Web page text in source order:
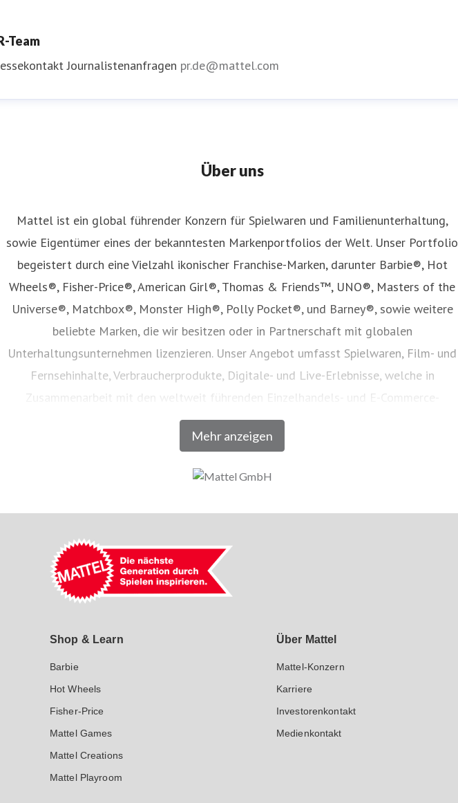
Team
Journalistenanfragen pr.de@mattel.com
Über uns
Mehr anzeigen
Mattel ist ein global führender Konzern für Spielwaren und Familienunterhaltung,
sowie Eigentümer eines der bekanntesten Markenportfolios der Welt. Unser Portfolio
begeistert durch eine Vielzahl ikonischer Franchise-Marken, darunter Barbie®, Hot
Wheels®, Fisher-Price®, American Girl®, Thomas & Friends™, UNO®, Masters of the
Universe®, Matchbox®, Monster High®, Polly Pocket®, und Barney®, sowie weitere
beliebte Marken, die wir besitzen oder in Partnerschaft mit globalen
Unterhaltungsunternehmen lizenzieren. Unser Angebot umfasst Spielwaren, Film- und
Fernsehinhalte, Verbraucherprodukte, Digitale- und Live-Erlebnisse, welche in
Zusammenarbeit mit den weltweit führenden Einzelhandels- und E-Commerce-
Unternehmen vertrieben werden. Seit seiner Gründung im Jahr 1945 inspiriert Mattel
Generationen dazu, den Zauber der Kindheit zu entdecken und bestärkt Kinder darin, ihr
Mattel GmbH